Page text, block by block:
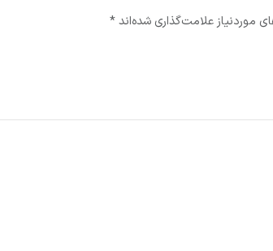
موردنیاز علامت‌گذاری شده‌اند*